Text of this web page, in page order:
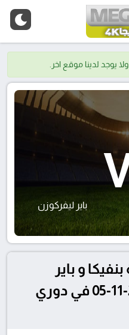
باير ليفركوزن
و باير
ليفركوزن بتاريخ 2025-11-05 في دوري